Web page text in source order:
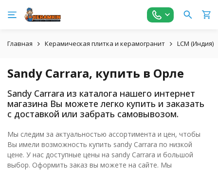
Главная Керамическая плитка и керамогранит LCM (Индия)
Sandy Carrara, купить в Орле
Sandy Carrara из каталога нашего интернет
магазина Вы можете легко купить и заказать
с доставкой или забрать самовывозом.
Мы следим за актуальностью ассортимента и цен, чтобы
Вы имели возможность купить sandy Carrara по низкой
цене. У нас доступные цены на sandy Carrara и большой
выбор. Оформить заказ вы можете на сайте. Мы